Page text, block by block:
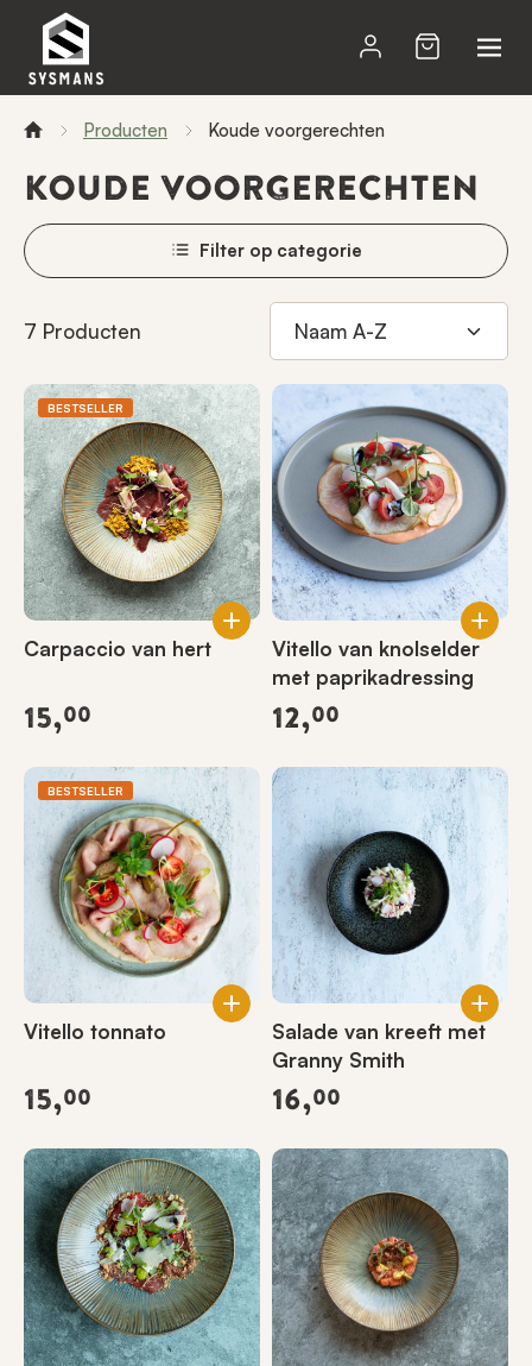
Producten Koude voorgerechten
KOUDE VOORGERECHTEN
Filter op categorie
7 Producten
BESTSELLER
Carpaccio van hert
15,00
Vitello van knolselder
met paprikadressing
12,00
BESTSELLER
Vitello tonnato
15,00
Salade van kreeft met
Granny Smith
16,00